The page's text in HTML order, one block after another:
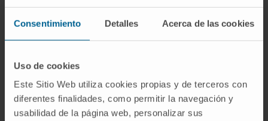
Consentimiento Detalles Acerca de las cookies
Uso de cookies
Este Sitio Web utiliza cookies propias y de terceros con
diferentes finalidades, como permitir la navegación y
usabilidad de la página web, personalizar sus
Severo Ochoa
13 JUL 2026